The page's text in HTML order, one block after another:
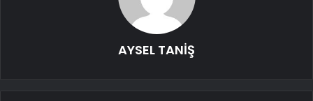
AYSEL TANİŞ